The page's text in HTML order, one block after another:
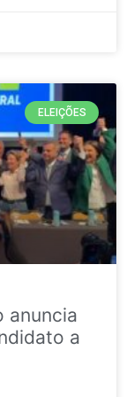
ELEIÇÕES
anuncia
a